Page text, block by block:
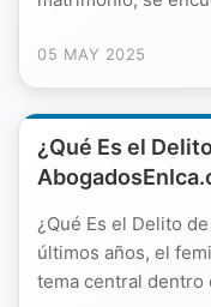
05 MAY 2025
¿Qué Es el
¿Qué Es el Delito
últimos años, el
tema central dentro